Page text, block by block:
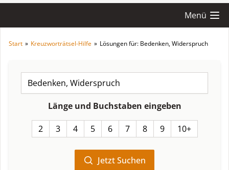
Menü
Start » Kreuzworträtsel-Hilfe » Lösungen für: Bedenken, Widerspruch
Länge und Buchstaben eingeben
2 3 4 5 6 7 8 9 10+
Jetzt Suchen